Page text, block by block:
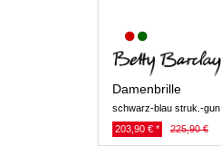
Damenbrille
schwarz-blau struk.-gun
203,90 € *
225,90 €